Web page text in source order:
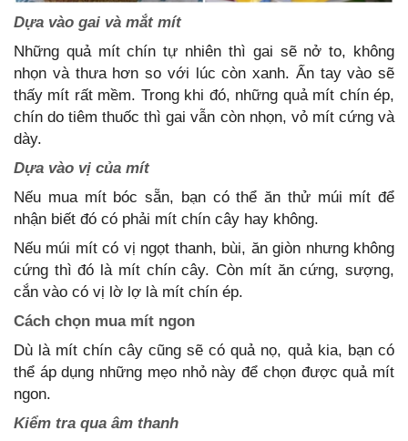
Dựa vào gai và mắt mít
Những quả mít chín tự nhiên thì gai sẽ nở to, không
nhọn và thưa hơn so với lúc còn xanh. Ấn tay vào sẽ
thấy mít rất mềm. Trong khi đó, những quả mít chín ép,
chín do tiêm thuốc thì gai vẫn còn nhọn, vỏ mít cứng và
dày.
Dựa vào vị của mít
Nếu mua mít bóc sẵn, bạn có thể ăn thử múi mít để
nhận biết đó có phải mít chín cây hay không.
Nếu múi mít có vị ngọt thanh, bùi, ăn giòn nhưng không
cứng thì đó là mít chín cây. Còn mít ăn cứng, sượng,
cắn vào có vị lờ lợ là mít chín ép.
Cách chọn mua mít ngon
Dù là mít chín cây cũng sẽ có quả nọ, quả kia, bạn có
thể áp dụng những mẹo nhỏ này để chọn được quả mít
ngon.
Kiểm tra qua âm thanh